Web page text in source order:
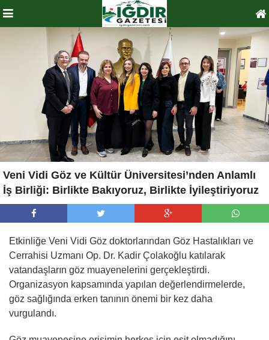
Veni Vidi Göz ve Kültür Üniversitesi’nden Anlamlı
İş Birliği: Birlikte Bakıyoruz, Birlikte İyileştiriyoruz
Etkinliğe Veni Vidi Göz doktorlarından Göz Hastalıkları ve
Cerrahisi Uzmanı Op. Dr. Kadir Çolakoğlu katılarak
vatandaşların göz muayenelerini gerçekleştirdi.
Organizasyon kapsamında yapılan değerlendirmelerde,
göz sağlığında erken tanının önemi bir kez daha
vurgulandı.